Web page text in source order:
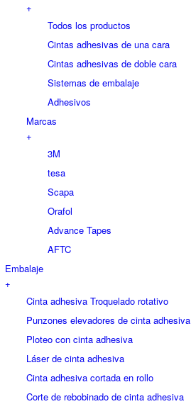
+
Todos los productos
Cintas adhesivas de una cara
Cintas adhesivas de doble cara
Sistemas de embalaje
Adhesivos
Marcas
+
3M
tesa
Scapa
Orafol
Advance Tapes
AFTC
Embalaje
+
Cinta adhesiva Troquelado rotativo
Punzones elevadores de cinta adhesiva
Ploteo con cinta adhesiva
Láser de cinta adhesiva
Cinta adhesiva cortada en rollo
Corte de rebobinado de cinta adhesiva